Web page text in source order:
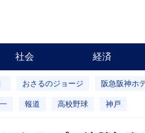
社会 経済
おさるのジョージ 阪急阪神ホ
報道 高校野球 神戸